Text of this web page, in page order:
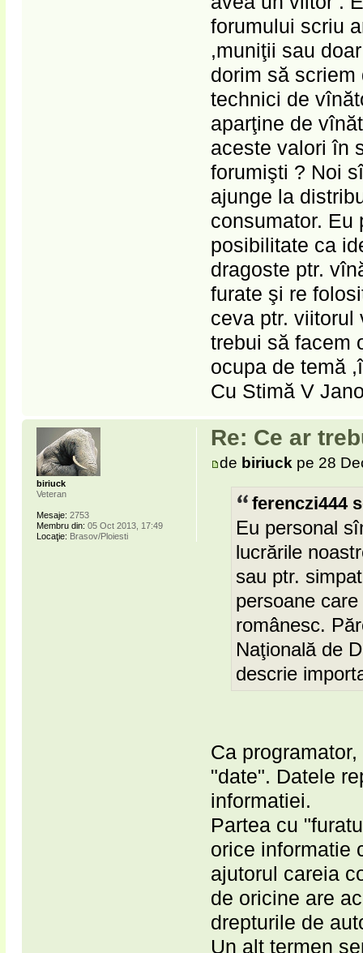
forumului scriu
,muniţii sau
dorim să
technici de
aparţine de
aceste valori în
forumişti ? Noi
ajunge la
consumator. Eu
posibilitate ca
dragoste ptr.
furate şi re
ceva ptr. viitorul
trebui să facem
ocupa de temă
Cu Stimă V
Re: Ce ar
de biriuck pe 28
ferenczi444
Eu personal
lucrările
sau ptr.
persoane
românesc.
Naţională de
descrie
Ca
"date". Datele
informatiei.
Partea cu
orice informatie
ajutorul careia
de oricine are
drepturile de
Un alt termen
biriuck
Veteran
Mesaje: 2753
Membru din: 05 Oct 2013, 17:49
Locaţie: Brasov/Ploiesti